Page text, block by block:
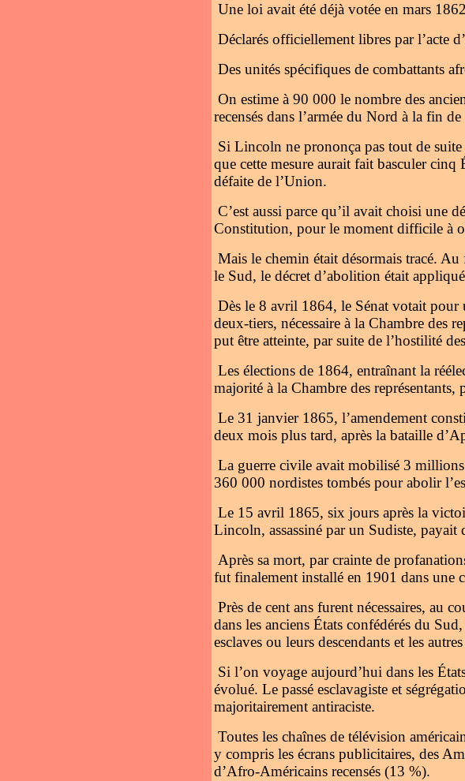
Une loi avait été déjà votée en mars
Déclarés officiellement libres par l’acte
Des unités spécifiques de combattants
On estime à 90 000 le nombre des
recensés dans l’armée du Nord à la fin
Si Lincoln ne prononça pas tout de suite
que cette mesure aurait fait basculer
défaite de l’Union.
C’est aussi parce qu’il avait choisi une
Constitution, pour le moment difficile à
Mais le chemin était désormais tracé.
le Sud, le décret d’abolition était
Dès le 8 avril 1864, le Sénat votait pour
deux-tiers, nécessaire à la Chambre des
put être atteinte, par suite de l’hostilité
Les élections de 1864, entraînant la
majorité à la Chambre des
Le 31 janvier 1865, l’amendement
deux mois plus tard, après la bataille
La guerre civile avait mobilisé 3
360 000 nordistes tombés pour abolir
Le 15 avril 1865, six jours après la
Lincoln, assassiné par un Sudiste,
Après sa mort, par crainte de
fut finalement installé en 1901 dans une
Près de cent ans furent nécessaires, au
dans les anciens États confédérés du
esclaves ou leurs descendants et les
Si l’on voyage aujourd’hui dans les
évolué. Le passé esclavagiste et
majoritairement antiraciste.
Toutes les chaînes de télévision
y compris les écrans publicitaires, des
d’Afro-Américains recensés (13 %).